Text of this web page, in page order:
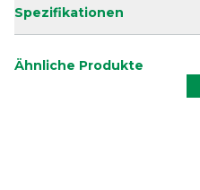
Spezifikationen
Ähnliche Produkte